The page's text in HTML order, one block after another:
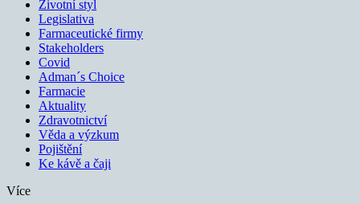
Životní styl
Legislativa
Farmaceutické firmy
Stakeholders
Covid
Adman´s Choice
Farmacie
Aktuality
Zdravotnictví
Věda a výzkum
Pojištění
Ke kávě a čaji
Více